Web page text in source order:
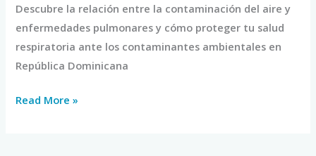
Descubre la relación entre la contaminación del aire y
enfermedades pulmonares y cómo proteger tu salud
respiratoria ante los contaminantes ambientales en
República Dominicana
Read More »